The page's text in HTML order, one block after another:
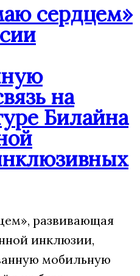
сердцем»
на
Билайна
развивающая
инклюзии,
мобильную